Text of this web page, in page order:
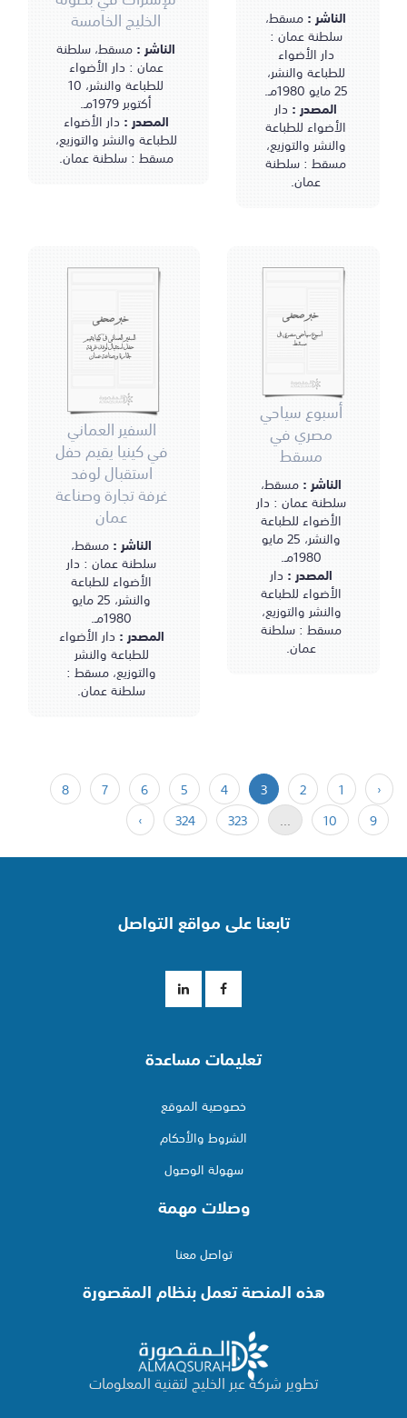
الخليج الخامسة
الناشر :مسقط، سلطنة
عمان : دار الأضواء
للطباعة والنشر، 10
أكتوبر 1979مـ.
المصدر : دار الأضواء
للطباعة والنشر والتوزيع،
مسقط : سلطنة عمان.
الناشر :مسقط،
سلطنة عمان :
دار الأضواء
للطباعة والنشر،
25 مايو 1980مـ.
المصدر : دار
الأضواء للطباعة
والنشر والتوزيع،
مسقط : سلطنة
عمان.
خبر صحفي
السفير العماني في كينيا يقيم
حفل استقبال لوفد غرفة
تجارة وصناعة عمان
السفير العماني
في كينيا يقيم حفل
استقبال لوفد
غرفة تجارة وصناعة
عمان
الناشر :مسقط،
سلطنة عمان : دار
الأضواء للطباعة
والنشر، 25 مايو
1980مـ.
المصدر : دار الأضواء
للطباعة والنشر
والتوزيع، مسقط :
سلطنة عمان.
خبر صحفي
أسبوع سياحي مصري في
مسقط
أسبوع سياحي
مصري في
مسقط
الناشر :مسقط،
سلطنة عمان : دار
الأضواء للطباعة
والنشر، 25 مايو
1980مـ.
المصدر : دار
الأضواء للطباعة
والنشر والتوزيع،
مسقط : سلطنة
عمان.
‹
1
2
3
4
5
6
7
8
9
10
...
323
324
›
تابعنا على مواقع التواصل
تعليمات مساعدة
خصوصية الموقع
الشروط والأحكام
سهولة الوصول
وصلات مهمة
تواصل معنا
هذه المنصة تعمل بنظام المقصورة
تطوير شركة عبر الخليج لتقنية المعلومات